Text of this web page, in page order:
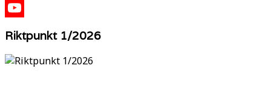
X
Riktpunkt 1/2026